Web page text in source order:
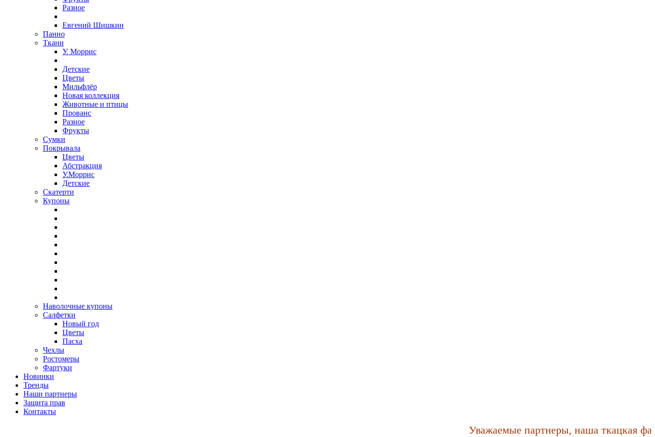
Разное
Евгений Шишкин
Панно
Ткани
У. Моррис
Детские
Цветы
Мильфлёр
Новая коллекция
Животные и птицы
Прованс
Разное
Фрукты
Сумки
Покрывала
Цветы
Абстракция
У.Моррис
Детские
Скатерти
Купоны
Наволочные купоны
Салфетки
Новый год
Цветы
Пасха
Чехлы
Ростомеры
Фартуки
Новинки
Тренды
Наши партнеры
Защита прав
Контакты
Уважаемые партнеры, наша ткацкая